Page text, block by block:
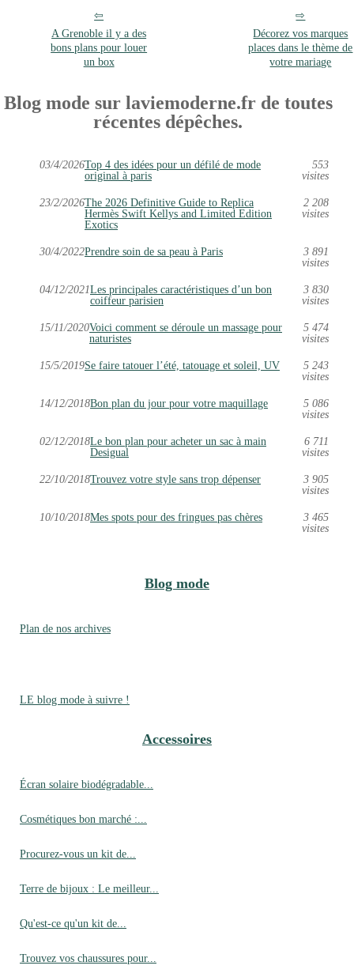
A Grenoble il y a des
bons plans pour louer
un box
Décorez vos marques
places dans le thème de
votre mariage
Blog mode sur laviemoderne.fr de toutes
récentes dépêches.
03/4/2026Top 4 des idées pour un défilé de mode
original à paris
553
visites
23/2/2026The 2026 Definitive Guide to Replica
Hermès Swift Kellys and Limited Edition
Exotics
2 208
visites
30/4/2022Prendre soin de sa peau à Paris
3 891
visites
04/12/2021Les principales caractéristiques d’un bon
coiffeur parisien
3 830
visites
15/11/2020Voici comment se déroule un massage pour
naturistes
5 474
visites
15/5/2019Se faire tatouer l’été, tatouage et soleil, UV
5 243
visites
14/12/2018Bon plan du jour pour votre maquillage
5 086
visites
02/12/2018Le bon plan pour acheter un sac à main
Desigual
6 711
visites
22/10/2018Trouvez votre style sans trop dépenser
3 905
visites
10/10/2018Mes spots pour des fringues pas chères
3 465
visites
Blog mode
Plan de nos archives
LE blog mode à suivre !
Accessoires
Écran solaire biodégradable...
Cosmétiques bon marché :...
Procurez-vous un kit de...
Terre de bijoux : Le meilleur...
Qu'est-ce qu'un kit de...
Trouvez vos chaussures pour...